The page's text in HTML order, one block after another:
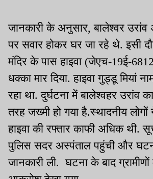
जानकारी के अनुसार, बालेश्वर उरांव
पर सवार होकर घर जा रहे थे. इसी
मंदिर के पास हाइवा (जेएच-19ई-
धक्का मार दिया. हाइवा गुड्डू मियां
रहा था. दुर्घटना में बालेश्वहर उरांव
तरह जख्मी हो गया है.स्थादनीय
हाइवा की रफ्तार काफी अधिक थी.
पुलिस सदर अस्पंताल पहुंची और
जानकारी ली. घटना के बाद